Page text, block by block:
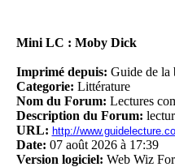
Mini LC : Moby Dick
Imprimé depuis: Guide de la
Categorie: Littérature
Nom du Forum: Lectures
Description du Forum:
URL: http://
Date: 07 août 2026 à 17:39
Version logiciel: Web Wiz